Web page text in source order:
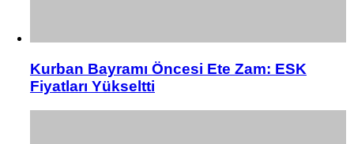
Kurban Bayramı Öncesi Ete Zam: ESK
Fiyatları Yükseltti